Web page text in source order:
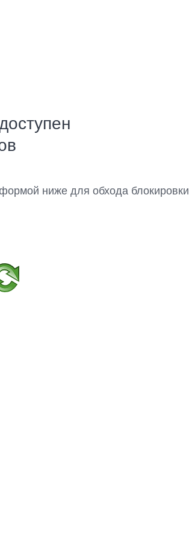
ниже для обхода блокировки